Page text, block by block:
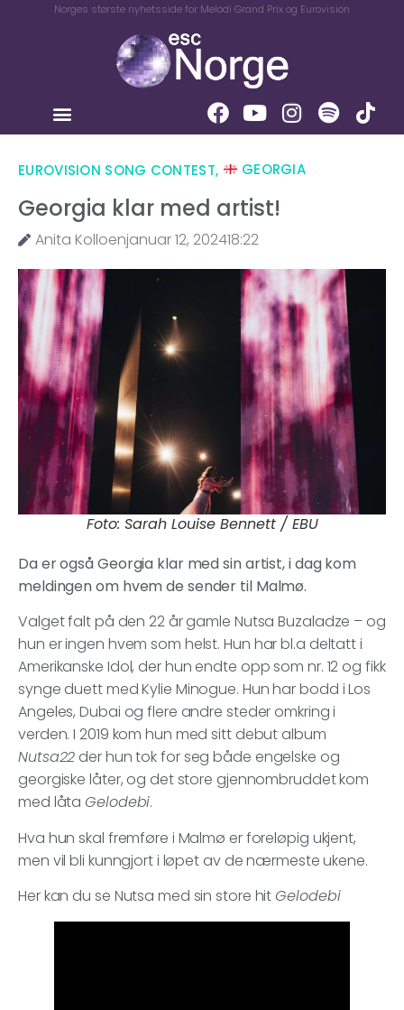
Norges største nyhetsside for Melodi Grand Prix og Eurovision
EUROVISION SONG CONTEST, GEORGIA
Georgia klar med artist!
Anita Kolloenjanuar 12, 202418:22
Foto: Sarah Louise Bennett / EBU
Da er også Georgia klar med sin artist, i dag kom
meldingen om hvem de sender til Malmø.
Valget falt på den 22 år gamle Nutsa Buzaladze – og
hun er ingen hvem som helst. Hun har bl.a deltatt i
Amerikanske Idol, der hun endte opp som nr. 12 og fikk
synge duett med Kylie Minogue. Hun har bodd i Los
Angeles, Dubai og flere andre steder omkring i
verden. I 2019 kom hun med sitt debut album
Nutsa22 der hun tok for seg både engelske og
georgiske låter, og det store gjennombruddet kom
med låtaGelodebi.
Hva hun skal fremføre i Malmø er foreløpig ukjent,
men vil bli kunngjort i løpet av de nærmeste ukene.
Her kan du se Nutsa med sin store hitGelodebi